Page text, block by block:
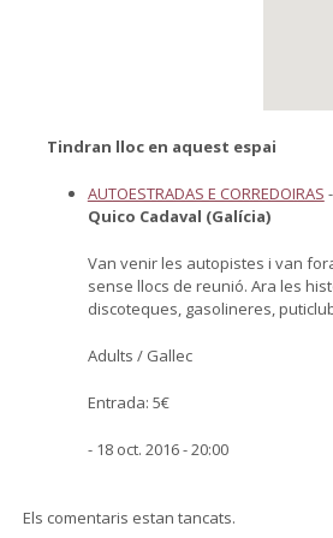
Tindran lloc en aquest espai
AUTOESTRADAS E CORREDOIRAS -
Quico Cadaval (Galícia)
Van venir les autopistes i van
sense llocs de reunió. Ara les
discoteques, gasolineres,
Adults / Gallec
Entrada: 5€
- 18 oct. 2016 - 20:00
Els comentaris estan tancats.